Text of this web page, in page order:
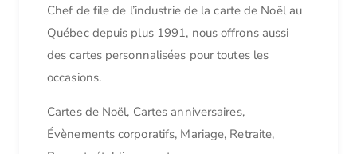
Chef de file de l’industrie de la carte de Noël au
Québec depuis plus 1991, nous offrons aussi
des cartes personnalisées pour toutes les
occasions.
Cartes de Noël, Cartes anniversaires,
Évènements corporatifs, Mariage, Retraite,